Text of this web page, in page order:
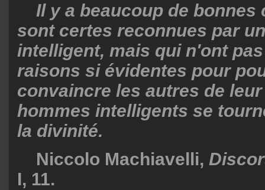
Il y a beaucoup de bonnes
sont certes reconnues par
intelligent, mais qui n'ont
raisons si évidentes pour
convaincre les autres de
hommes intelligents se
la divinité.
Niccolo Machiavelli,
I, 11.